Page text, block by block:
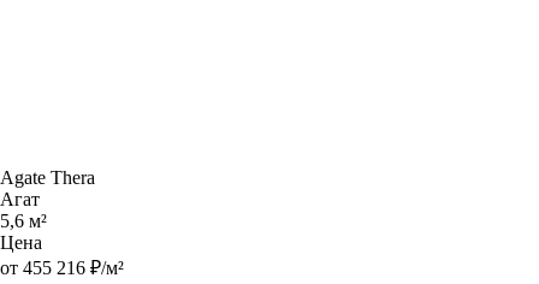
Agate Thera
Агат
5,6 м²
Цена
от 455 216 ₽/м²